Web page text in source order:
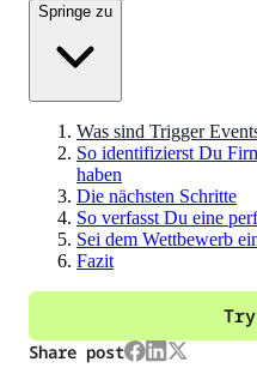
Springe zu
Was sind Trigger
So identifizierst Du
haben
Die nächsten Schritte
So verfasst Du eine
Sei dem Wettbewerb
Fazit
Share post